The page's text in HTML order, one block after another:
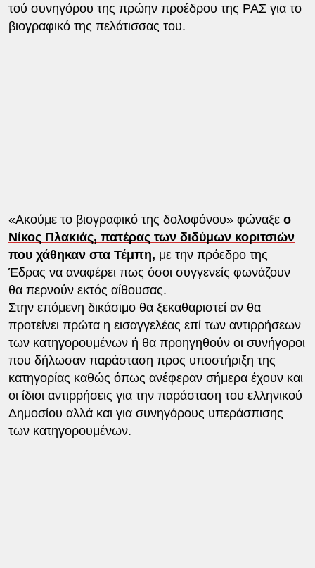
τού συνηγόρου της πρώην προέδρου της ΡΑΣ για το
βιογραφικό της πελάτισσας του.
«Ακούμε το βιογραφικό της δολοφόνου» φώναξε ο
Νίκος Πλακιάς, πατέρας των διδύμων κοριτσιών
που χάθηκαν στα Τέμπη, με την πρόεδρο της
Έδρας να αναφέρει πως όσοι συγγενείς φωνάζουν
θα περνούν εκτός αίθουσας.
Στην επόμενη δικάσιμο θα ξεκαθαριστεί αν θα
προτείνει πρώτα η εισαγγελέας επί των αντιρρήσεων
των κατηγορουμένων ή θα προηγηθούν οι συνήγοροι
που δήλωσαν παράσταση προς υποστήριξη της
κατηγορίας καθώς όπως ανέφεραν σήμερα έχουν και
οι ίδιοι αντιρρήσεις για την παράσταση του ελληνικού
Δημοσίου αλλά και για συνηγόρους υπεράσπισης
των κατηγορουμένων.